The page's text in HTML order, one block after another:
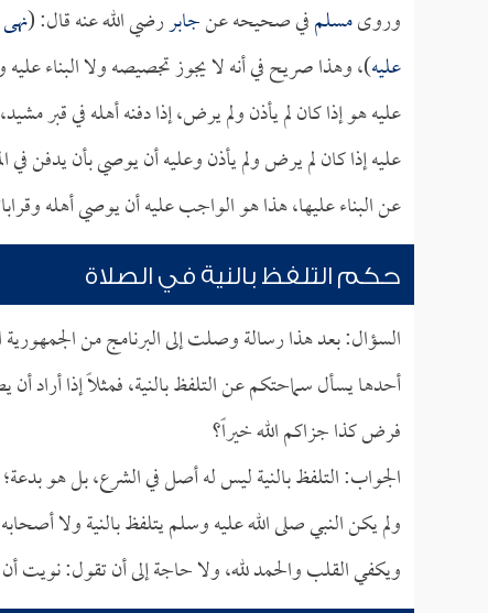
وروىمسلمفي صحيحه عنجابررضي الله عنه قال: (
عليه)، وهذا صريح في أنه لا يجوز تجصيصه ولا البناء عليه
عليه هو إذا كان لم يأذن ولم يرض، إذا دفنه أهله في قبر
عليه إذا كان لم يرض ولم يأذن وعليه أن يوصي بأن يدفن في
عن البناء عليها، هذا هو الواجب عليه أن يوصي أهله
حكم التلفظ بالنية في الصلاة
السؤال: بعد هذا رسالة وصلت إلى البرنامج من الجمهورية
أحدها يسأل سماحتكم عن التلفظ بالنية، فمثلاً إذا
فرض كذا جزاكم الله خيراً؟
الجواب: التلفظ بالنية ليس له أصل في الشرع، بل هو
ولم يكن النبي صلى الله عليه وسلم يتلفظ بالنية ولا
ويكفي القلب والحمد لله، ولا حاجة إلى أن تقول: نويت